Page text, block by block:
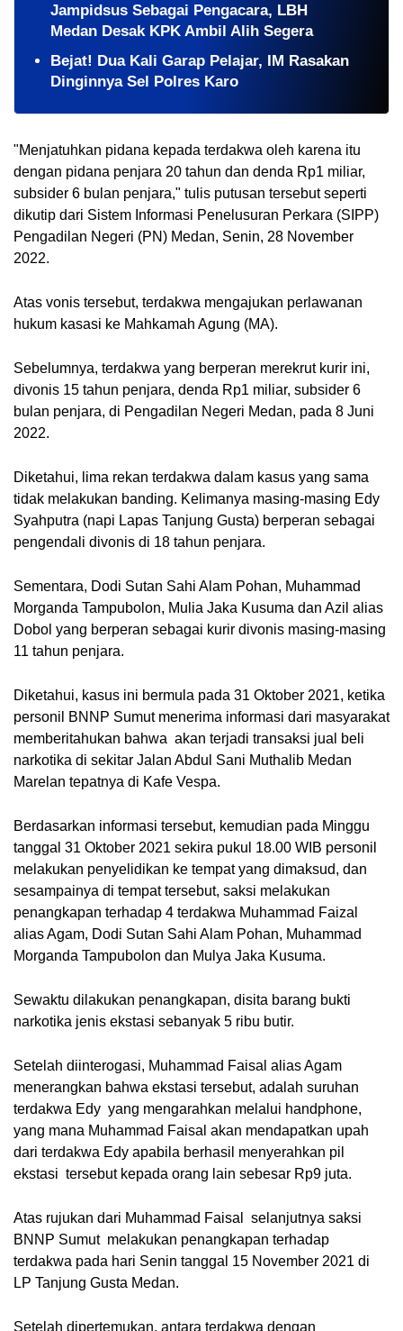
Jampidsus Sebagai Pengacara, LBH
Medan Desak KPK Ambil Alih Segera
​Bejat! Dua Kali Garap Pelajar, IM Rasakan
Dinginnya Sel Polres Karo
"Menjatuhkan pidana kepada terdakwa oleh karena itu
dengan pidana penjara 20 tahun dan denda Rp1 miliar,
subsider 6 bulan penjara," tulis putusan tersebut seperti
dikutip dari Sistem Informasi Penelusuran Perkara (SIPP)
Pengadilan Negeri (PN) Medan, Senin, 28 November
2022.
Atas vonis tersebut, terdakwa mengajukan perlawanan
hukum kasasi ke Mahkamah Agung (MA).
Sebelumnya, terdakwa yang berperan merekrut kurir ini,
divonis 15 tahun penjara, denda Rp1 miliar, subsider 6
bulan penjara, di Pengadilan Negeri Medan, pada 8 Juni
2022.
Diketahui, lima rekan terdakwa dalam kasus yang sama
tidak melakukan banding. Kelimanya masing-masing Edy
Syahputra (napi Lapas Tanjung Gusta) berperan sebagai
pengendali divonis di 18 tahun penjara.
Sementara, Dodi Sutan Sahi Alam Pohan, Muhammad
Morganda Tampubolon, Mulia Jaka Kusuma dan Azil alias
Dobol yang berperan sebagai kurir divonis masing-masing
11 tahun penjara.
Diketahui, kasus ini bermula pada 31 Oktober 2021, ketika
personil BNNP Sumut menerima informasi dari masyarakat
memberitahukan bahwa  akan terjadi transaksi jual beli
narkotika di sekitar Jalan Abdul Sani Muthalib Medan
Marelan tepatnya di Kafe Vespa.
Berdasarkan informasi tersebut, kemudian pada Minggu
tanggal 31 Oktober 2021 sekira pukul 18.00 WIB personil
melakukan penyelidikan ke tempat yang dimaksud, dan
sesampainya di tempat tersebut, saksi melakukan
penangkapan terhadap 4 terdakwa Muhammad Faizal
alias Agam, Dodi Sutan Sahi Alam Pohan, Muhammad
Morganda Tampubolon dan Mulya Jaka Kusuma.
Sewaktu dilakukan penangkapan, disita barang bukti
narkotika jenis ekstasi sebanyak 5 ribu butir.
Setelah diinterogasi, Muhammad Faisal alias Agam
menerangkan bahwa ekstasi tersebut, adalah suruhan
terdakwa Edy  yang mengarahkan melalui handphone,
yang mana Muhammad Faisal akan mendapatkan upah
dari terdakwa Edy apabila berhasil menyerahkan pil
ekstasi  tersebut kepada orang lain sebesar Rp9 juta.
Atas rujukan dari Muhammad Faisal  selanjutnya saksi
BNNP Sumut  melakukan penangkapan terhadap
terdakwa pada hari Senin tanggal 15 November 2021 di
LP Tanjung Gusta Medan.
Setelah dipertemukan, antara terdakwa dengan